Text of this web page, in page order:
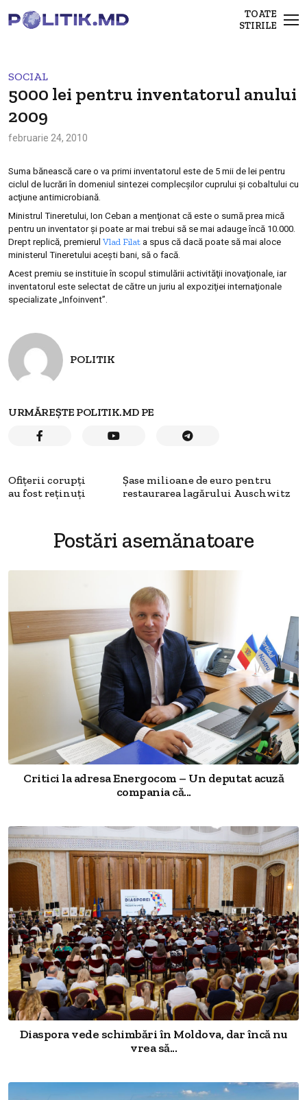
TOATE
STIRILE
SOCIAL
5000 lei pentru inventatorul anului
2009
februarie 24, 2010
Suma bănească care o va primi inventatorul este de 5 mii de lei pentru
ciclul de lucrări în domeniul sintezei complecşilor cuprului şi cobaltului cu
acţiune antimicrobiană.
Ministrul Tineretului, Ion Ceban a menţionat că este o sumă prea mică
pentru un inventator şi poate ar mai trebui să se mai adauge încă 10.000.
Drept replică, premierul Vlad Filat a spus că dacă poate să mai aloce
ministerul Tineretului aceşti bani, să o facă.
Acest premiu se instituie în scopul stimulării activităţii inovaţionale, iar
inventatorul este selectat de către un juriu al expoziţiei internaţionale
specializate „Infoinvent”.
POLITIK
URMĂREȘTE POLITIK.MD PE
Ofiţerii corupţi
au fost reţinuţi
Şase milioane de euro pentru
restaurarea lagărului Auschwitz
Postări asemănatoare
Critici la adresa Energocom – Un deputat acuză
compania că...
Diaspora vede schimbări în Moldova, dar încă nu
vrea să...